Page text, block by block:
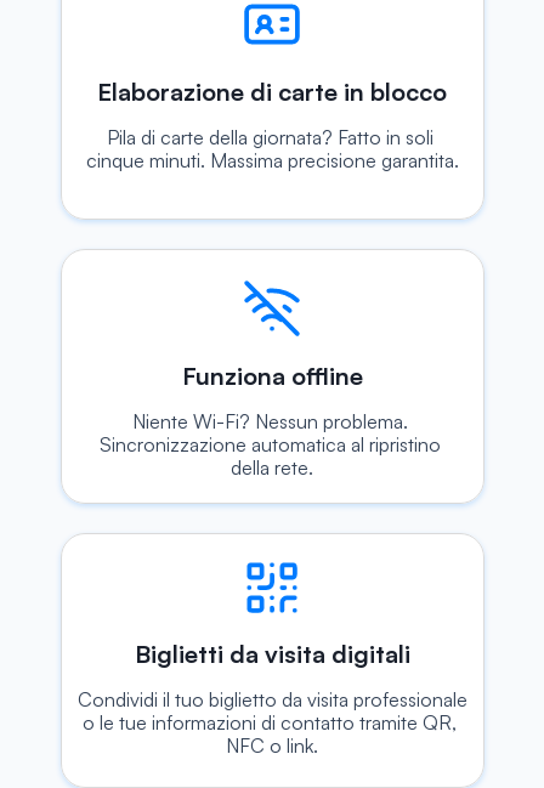
Elaborazione di carte in blocco
Pila di carte della giornata? Fatto in soli
cinque minuti. Massima precisione garantita.
Funziona offline
Niente Wi-Fi? Nessun problema.
Sincronizzazione automatica al ripristino
della rete.
Biglietti da visita digitali
Condividi il tuo biglietto da visita professionale
o le tue informazioni di contatto tramite QR,
NFC o link.